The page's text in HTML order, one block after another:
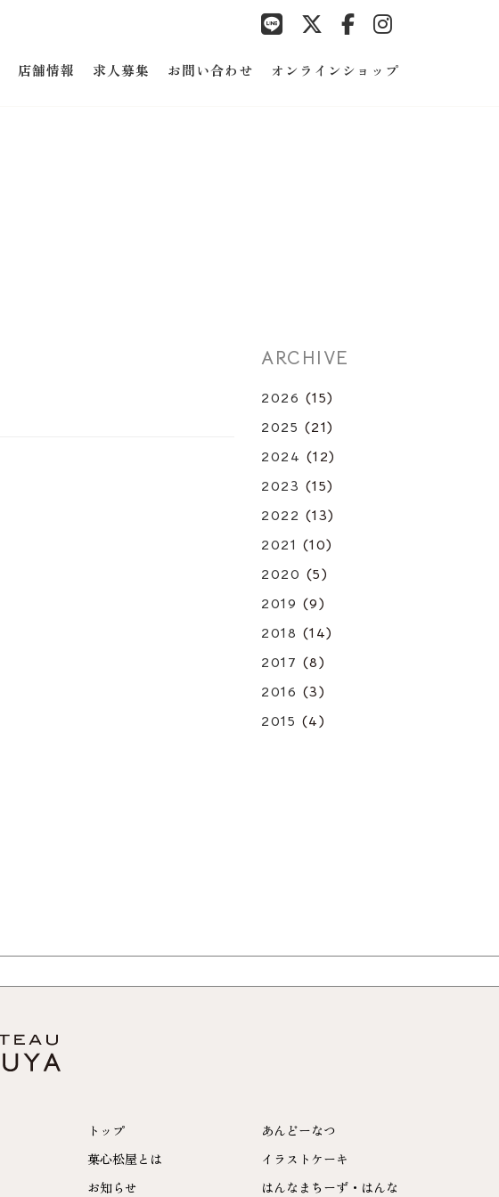
店舗情報 求人募集 お問い合わせ オンラインショップ
ARCHIVE
2026 (15)
2025 (21)
2024 (12)
2023 (15)
2022 (13)
2021 (10)
2020 (5)
2019 (9)
2018 (14)
2017 (8)
2016 (3)
2015 (4)
トップ
菓心松屋とは
お知らせ
あんどーなつ
イラストケーキ
はんなまちーず・はんな